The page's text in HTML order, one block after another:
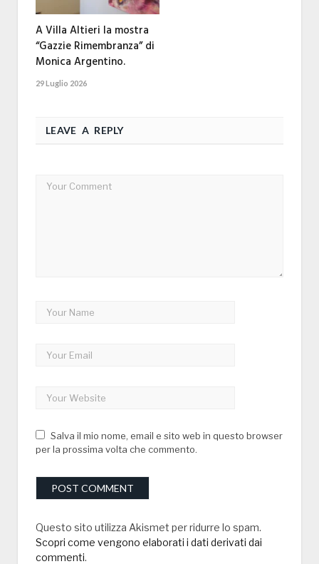
A Villa Altieri la mostra
“Gazzie Rimembranza” di
Monica Argentino.
29 Luglio 2026
LEAVE A REPLY
Salva il mio nome, email e sito web in questo browser
per la prossima volta che commento.
Questo sito utilizza Akismet per ridurre lo spam.
Scopri come vengono elaborati i dati derivati dai
commenti.